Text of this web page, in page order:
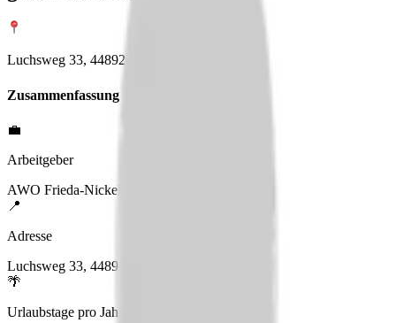
Luchsweg 33, 44892 Bochum
Zusammenfassung
💼
Arbeitgeber
AWO Frieda-Nickel-Seniorenzentrum
📍
Adresse
Luchsweg 33, 44892 Bochum
🌴
Urlaubstage pro Jahr